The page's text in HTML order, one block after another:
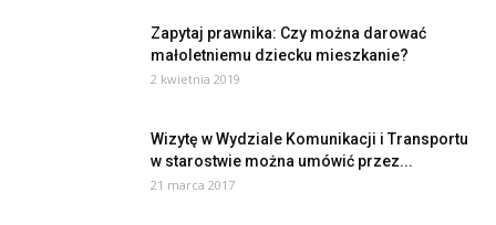
Zapytaj prawnika: Czy można darować
małoletniemu dziecku mieszkanie?
2 kwietnia 2019
Wizytę w Wydziale Komunikacji i Transportu
w starostwie można umówić przez...
21 marca 2017